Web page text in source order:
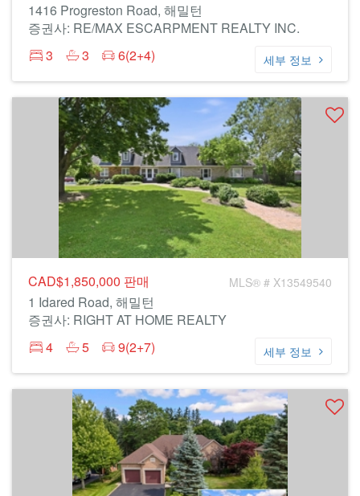
1416 Progreston Road, 해밀턴
증권사: RE/MAX ESCARPMENT REALTY INC.
3
3 6(2+4) 세부 정보
CAD$1,850,000 판매 MLS® # X13549540
1 Idared Road, 해밀턴
증권사: RIGHT AT HOME REALTY
4
5 9(2+7) 세부 정보